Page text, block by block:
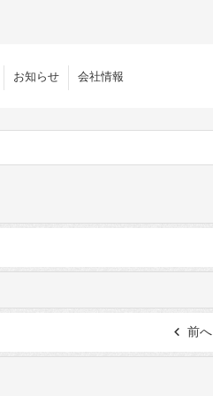
お知らせ 会社情報
前へ